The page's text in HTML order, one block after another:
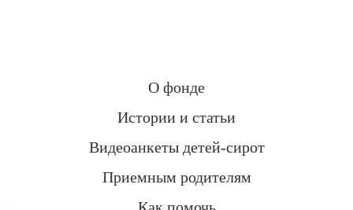
О фонде
Истории и статьи
Видеоанкеты детей-сирот
Приемным родителям